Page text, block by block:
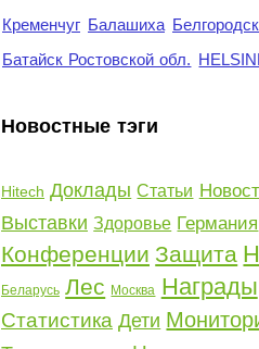
Кременчуг Балашиха
Батайск Ростовской обл.
Новостные тэги
Hitech Доклады Статьи
Выставки Здоровье Германия
Конференции Защита
Беларусь Лес Москва Награды
Статистика Дети